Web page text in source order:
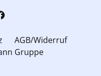
AGB/Widerruf
Gruppe